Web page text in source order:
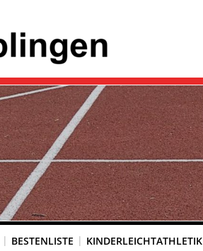
BESTENLISTE KINDERLEICHTATHLETIK